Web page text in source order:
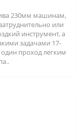
230мм машинам,
или
инструмент, а
задачами 17-
один проход легким